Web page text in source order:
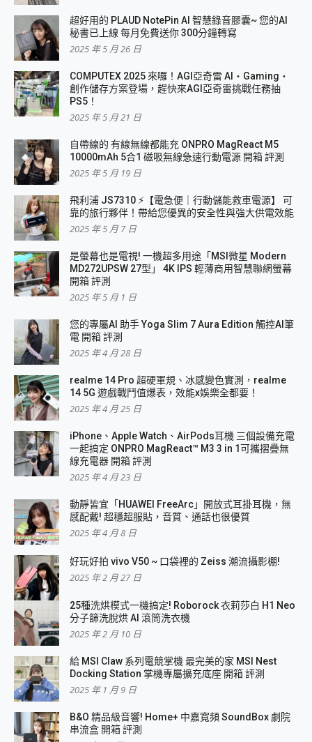
超好用的 PLAUD NotePin AI 智慧錄音膠囊~ 您的AI
秘書已上線 每月免費送你 300分鐘轉寫
2025 年 5 月 26 日
COMPUTEX 2025 來囉！AGI亞奇雷 AI・Gaming・
創作儲存方案登場，趕快來AGI亞奇雷挑戰任務抽
PS5！
2025 年 5 月 21 日
自帶線的 有線無線都能充 ONPRO MagReact M5
10000mAh 5合1 磁吸無線急速行動電源 開箱 評測
2025 年 5 月 19 日
飛利浦 JS7310 ⚡【電急便｜行動儲能救車電源】 可
靠的旅行夥伴！帶給您優異的安全性與強大供電效能
2025 年 5 月 7 日
是螢幕也是電視! 一機超多用途「MSI微星 Modern
MD272UPSW 27型」 4K IPS 輕薄商用智慧聯網螢幕
開箱 評測
2025 年 5 月 1 日
您的專屬AI 助手 Yoga Slim 7 Aura Edition 觸控AI筆
電 開箱 評測
2025 年 4 月 28 日
realme 14 Pro 超硬軍規、冰感變色實測，realme
14 5G 遊戲戰鬥值爆表，效能x娛樂全都要！
2025 年 4 月 25 日
iPhone、Apple Watch、AirPods耳機 三個設備充電
一起搞定 ONPRO MagReact™ M3 3 in 1可攜摺疊無
線充電器 開箱 評測
2025 年 4 月 23 日
動靜皆宜「HUAWEI FreeArc」開放式耳掛耳機，無
感配戴! 超穩超服貼，音質、通話也很優質
2025 年 4 月 8 日
好玩好拍 vivo V50 ~ 口袋裡的 Zeiss 潮流攝影棚!
2025 年 2 月 27 日
25種洗烘模式一機搞定! Roborock 衣莉莎白 H1 Neo
分子篩洗脫烘 AI 滾筒洗衣機
2025 年 2 月 10 日
給 MSI Claw 系列電競掌機 最完美的家 MSI Nest
Docking Station 掌機專屬擴充底座 開箱 評測
2025 年 1 月 9 日
B&O 精品級音響! Home+ 中嘉寬頻 SoundBox 劇院
串流盒 開箱 評測